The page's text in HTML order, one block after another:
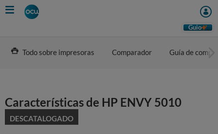
Skip
to
Guio
Todo sobre impresoras Comparador Guía de
Características de HP ENVY 5010
DESCATALOGADO